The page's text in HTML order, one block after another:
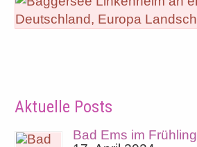
Aktuelle Posts
Bad Ems im Frühling